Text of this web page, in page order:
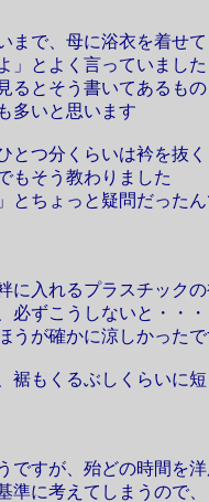
まで、母に浴衣を着せ
」とよく言っていました
るとそう書いてあるも
多いと思います
とつ分くらいは衿を抜
もそう教わりました
とちょっと疑問だった
に入れるプラスチック
必ずこうしないと・・
うが確かに涼しかった
裾もくるぶしくらいに
ですが、殆どの時間を
準に考えてしまうので、